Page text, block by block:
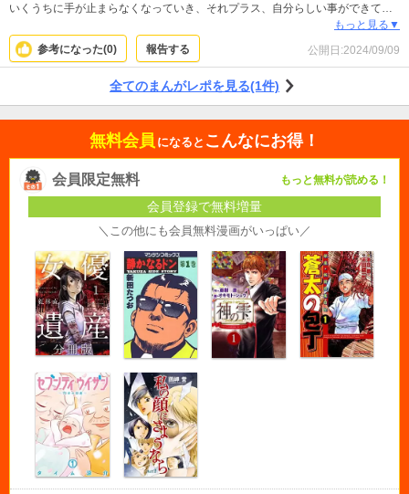
いくうちに手が止まらなくなっていき、それプラス、自分らしい事ができてい
るのにすごく主人公に好感がもてます！！この話はほんとに面白い！！！ぜひ
見てください
もっと見る▼
参考になった(0) 報告する 公開日:2024/09/09
全てのまんがレポを見る(1件)
無料会員 になると こんなにお得！
会員限定無料 もっと無料が読める！
会員登録で無料増量
＼この他にも会員無料漫画がいっぱい／